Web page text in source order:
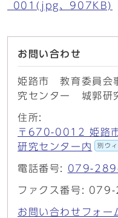
_001(jpg、907KB)
お問い合わせ
姫路市 教育委員
究センター 城郭研
住所:
〒670-0012 姫路
研究センター内
別ウ
電話番号: 079-
ファクス番号:
お問い合わせフォー